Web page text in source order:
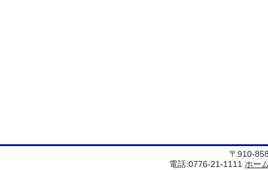
〒910-
電話:0776-21-1111 ホー